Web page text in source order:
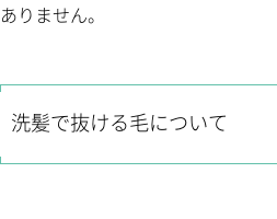
ありません。
洗髪で抜ける毛について